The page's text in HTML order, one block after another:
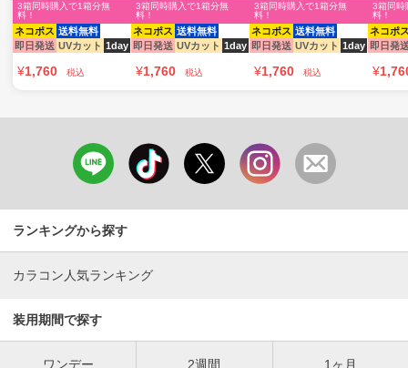
ネコポス 送料無料
即日発送 UVカット 1day
3箱同時購入で1箱分無
料！
¥1,760 税込
ネコポス 送料無料
即日発送 UVカット 1day
3箱同時購入で1箱分無
料！
¥1,760 税込
ネコポス 送料無料
即日発送 UVカット 1day
3箱同時購入で1箱分無
料！
¥1,760 税込
ネコポ
即日発
3箱同時
料！
¥
ランキングから探す
カラコン人気ランキング
装用期間で探す
ワンデー 2週間 1ヶ月